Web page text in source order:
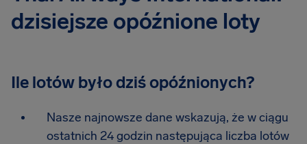
dzisiejsze opóźnione loty
Ile lotów było dziś opóźnionych?
Nasze najnowsze dane wskazują, że w ciągu
ostatnich 24 godzin następująca liczba lotów